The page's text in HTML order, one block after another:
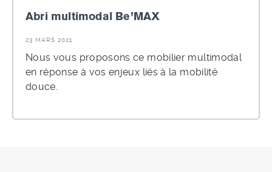
Abri multimodal Be’MAX
23 MARS 2021
Nous vous proposons ce mobilier multimodal
en réponse à vos enjeux liés à la mobilité
douce.